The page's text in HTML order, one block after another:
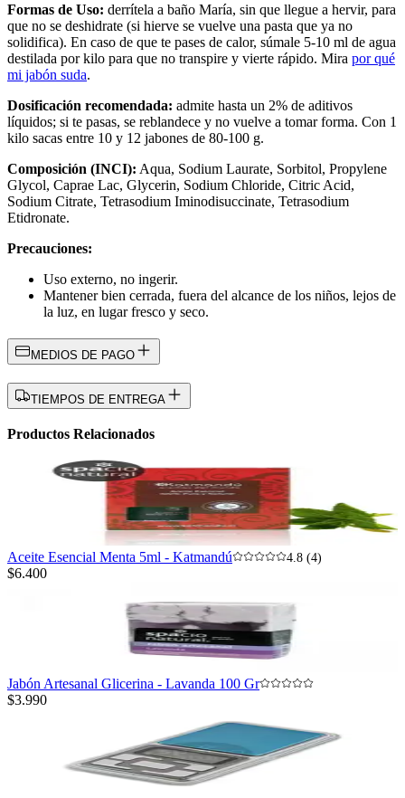
Formas de Uso: derrítela a baño María, sin que llegue a hervir, para
que no se deshidrate (si hierve se vuelve una pasta que ya no
solidifica). En caso de que te pases de calor, súmale 5-10 ml de agua
destilada por kilo para que no transpire y vierte rápido. Mira por qué
mi jabón suda.
Dosificación recomendada: admite hasta un 2% de aditivos
líquidos; si te pasas, se reblandece y no vuelve a tomar forma. Con 1
kilo sacas entre 10 y 12 jabones de 80-100 g.
Composición (INCI): Aqua, Sodium Laurate, Sorbitol, Propylene
Glycol, Caprae Lac, Glycerin, Sodium Chloride, Citric Acid,
Sodium Citrate, Tetrasodium Iminodisuccinate, Tetrasodium
Etidronate.
Precauciones:
Uso externo, no ingerir.
Mantener bien cerrada, fuera del alcance de los niños, lejos de
la luz, en lugar fresco y seco.
MEDIOS DE PAGO
TIEMPOS DE ENTREGA
Productos Relacionados
Aceite Esencial Menta 5ml - Katmandú 4.8 (4)
$6.400
Jabón Artesanal Glicerina - Lavanda 100 Gr
$3.990